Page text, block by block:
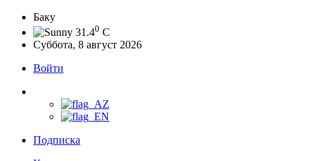
Баку
31.40 C
Суббота, 8 август 2026
Войти
Подписка